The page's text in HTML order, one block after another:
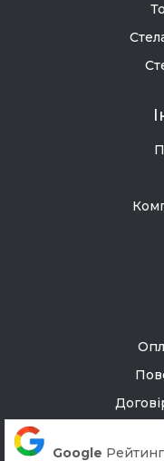
Google Рейтинг